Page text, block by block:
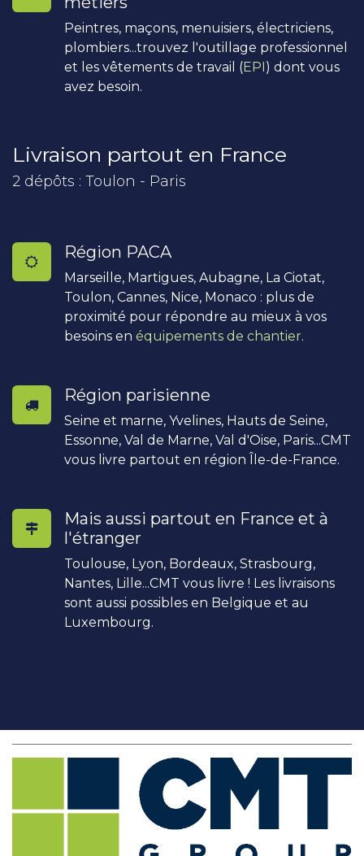
Peintres, maçons, menuisiers, électriciens,
plombiers...trouvez l'outillage professionnel
et les vêtements de travail (EPI ) dont vous
avez besoin.
Livraison partout en France
2 dépôts : Toulon - Paris
Région PACA
Marseille, Martigues, Aubagne, La Ciotat,
Toulon, Cannes, Nice, Monaco : plus de
proximité pour répondre au mieux à vos
besoins en équipements de chantier.
Région parisienne
Seine et marne, Yvelines, Hauts de Seine,
Essonne, Val de Marne, Val d'Oise, Paris...CMT
vous livre partout en région Île-de-France.
Mais aussi partout en France et à
l'étranger
Toulouse, Lyon, Bordeaux, Strasbourg,
Nantes, Lille...CMT vous livre ! Les livraisons
sont aussi possibles en Belgique et au
Luxembourg.